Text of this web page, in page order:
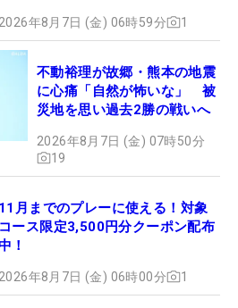
2026年8月7日 (金) 06時59分 1
不動裕理が故郷・熊本の地震
に心痛「自然が怖いな」 被
災地を思い過去2勝の戦いへ
2026年8月7日 (金) 07時50分
19
11月までのプレーに使える！対象
コース限定3,500円分クーポン配布
！
2026年8月7日 (金) 06時00分 1